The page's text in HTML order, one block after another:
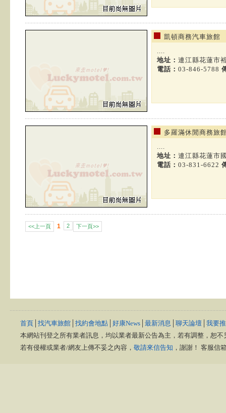
凱頓商務汽車旅館
....
地址： 連江縣花蓮市
電話： 03-846-5788
多羅滿休閒商務旅
....
地址： 連江縣花蓮市
電話： 03-831-6622
<<上一頁 1 2 下一頁>>
首頁 找汽車旅館 找約會地點 好康News 最新消息 聊天論壇 我要
本網站刊登之所有業者訊息，均以業者最新公告為主，若有調整，恕
若有侵權或業者/網友上傳不妥之內容， 敬請來信告知 ，謝謝！ 客服信